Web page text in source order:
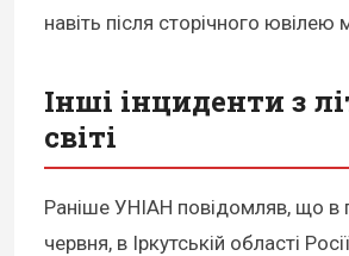
навіть після сторічного ювілею
Інші інциденти з
світі
Раніше УНІАН повідомляв, що в
червня, в Іркутській області Росії